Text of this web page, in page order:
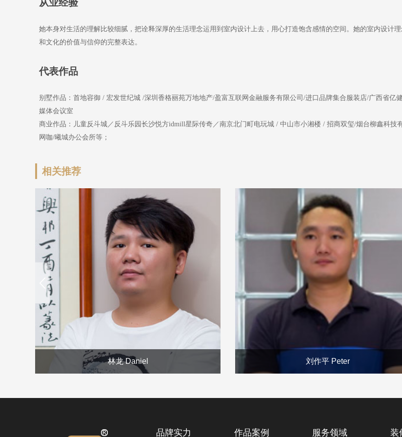
从业经验
她本身对生活的理解比较细腻，把诠释深厚的生活理念运用到室内设计上去，用心打造饱含感情的空间。她的室内设计
和文化的价值与信仰的完整表达。
代表作品
别墅作品：首地容御 / 宏发世纪城 /深圳香格丽苑万地地产/盈富互联网金融服务有限公司/进口品牌集合服装店/广西省
媒体会议室
商业作品：儿童反斗城／反斗乐园长沙悦方idmill星际传奇／南京北门町电玩城 / 中山市小湘楼 / 招商双玺/烟台柳鑫科技
网咖/曦城办公会所等；
相关推荐
林龙 Daniel 刘作平 Peter
品牌实力 作品案例 服务领域 装